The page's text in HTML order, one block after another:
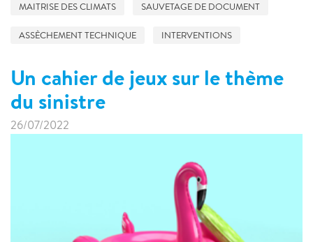
MAITRISE DES CLIMATS SAUVETAGE DE DOCUMENT
ASSÈCHEMENT TECHNIQUE INTERVENTIONS
Un cahier de jeux sur le thème
du sinistre
26/07/2022